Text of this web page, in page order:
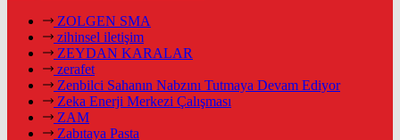
ZOLGEN SMA
zihinsel iletişim
ZEYDAN KARALAR
zerafet
Zenbilci Sahanın Nabzını Tutmaya Devam Ediyor
Zeka Enerji Merkezi Çalışması
ZAM
Zabıtaya Pasta